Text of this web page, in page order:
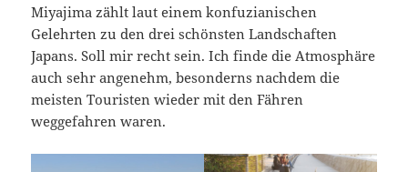
Miyajima zählt laut einem konfuzianischen
Gelehrten zu den drei schönsten Landschaften
Japans. Soll mir recht sein. Ich finde die Atmosphäre
auch sehr angenehm, besonderns nachdem die
meisten Touristen wieder mit den Fähren
weggefahren waren.